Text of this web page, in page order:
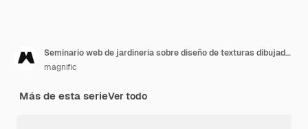
Seminario web de jardinería sobre diseño de texturas dibujadas
magnific
Más de esta serieVer todo